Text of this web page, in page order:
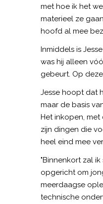
met hoe ik het
materieel ze
hoofd al mee
Inmiddels is
was hij alleen
gebeurt. Op
Jesse hoopt dat
maar de basis
Het inkopen,
zijn dingen die
heel eind mee
"Binnenkort zal
opgericht om
meerdaagse
technische